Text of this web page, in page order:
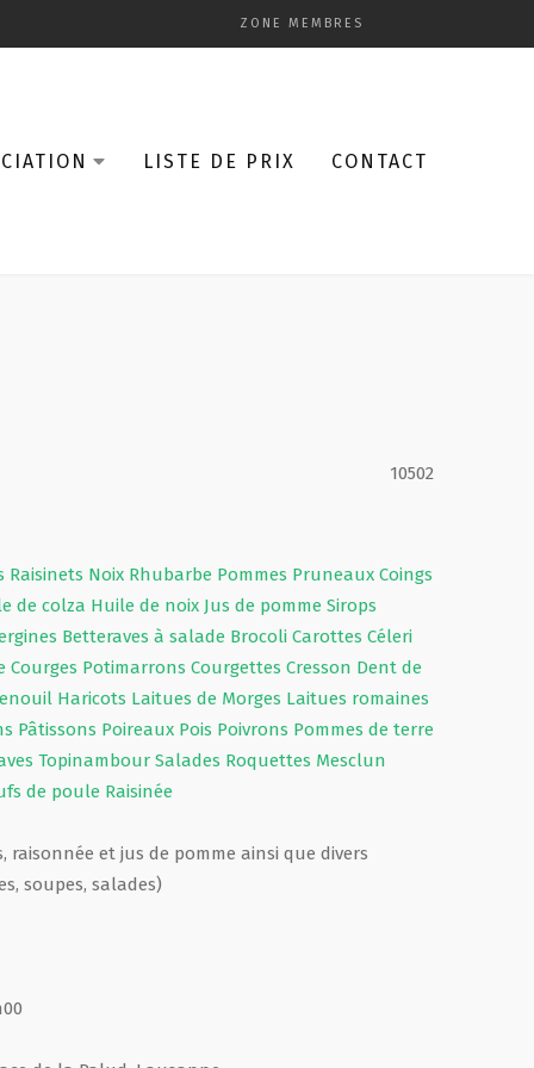
ZONE MEMBRES
LISTE DE PRIX CONTACT
10502
Raisinets Noix Rhubarbe Pommes Pruneaux Coings
de colza Huile de noix Jus de pomme Sirops
Betteraves à salade Brocoli Carottes Céleri
Courges Potimarrons Courgettes Cresson Dent de
Haricots Laitues de Morges Laitues romaines
Pâtissons Poireaux Pois Poivrons Pommes de terre
Topinambour Salades Roquettes Mesclun
de poule Raisinée
raisonnée et jus de pomme ainsi que divers
soupes, salades)